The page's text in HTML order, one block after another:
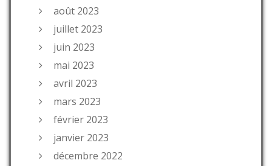
août 2023
juillet 2023
juin 2023
mai 2023
avril 2023
mars 2023
février 2023
janvier 2023
décembre 2022